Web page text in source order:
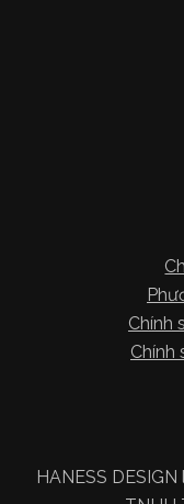
Chính
Chính
HANESS